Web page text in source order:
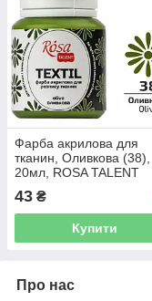
Фарба акрилова для
тканин, Оливкова (38),
20мл, ROSA TALENT
43 ₴
Купити
Про нас